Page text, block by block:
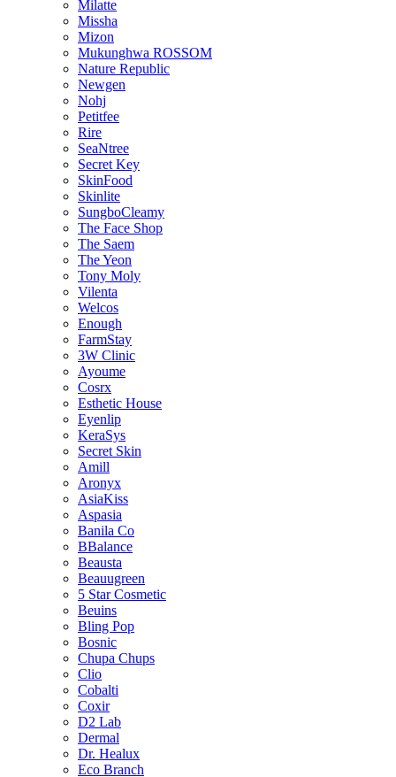
Milatte
Missha
Mizon
Mukunghwa ROSSOM
Nature Republic
Newgen
Nohj
Petitfee
Rire
SeaNtree
Secret Key
SkinFood
Skinlite
SungboCleamy
The Face Shop
The Saem
The Yeon
Tony Moly
Vilenta
Welcos
Enough
FarmStay
3W Clinic
Ayoume
Cosrx
Esthetic House
Eyenlip
KeraSys
Secret Skin
Amill
Aronyx
AsiaKiss
Aspasia
Banila Co
BBalance
Beausta
Beauugreen
5 Star Cosmetic
Beuins
Bling Pop
Bosnic
Chupa Chups
Clio
Cobalti
Coxir
D2 Lab
Dermal
Dr. Healux
Eco Branch